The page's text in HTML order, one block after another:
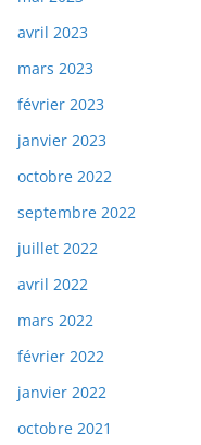
avril 2023
mars 2023
février 2023
janvier 2023
octobre 2022
septembre 2022
juillet 2022
avril 2022
mars 2022
février 2022
janvier 2022
octobre 2021